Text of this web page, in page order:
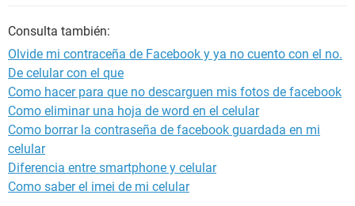
Consulta también:
Olvide mi contraceña de Facebook y ya no cuento con el no.
De celular con el que
Como hacer para que no descarguen mis fotos de facebook
Como eliminar una hoja de word en el celular
Como borrar la contraseña de facebook guardada en mi
celular
Diferencia entre smartphone y celular
Como saber el imei de mi celular